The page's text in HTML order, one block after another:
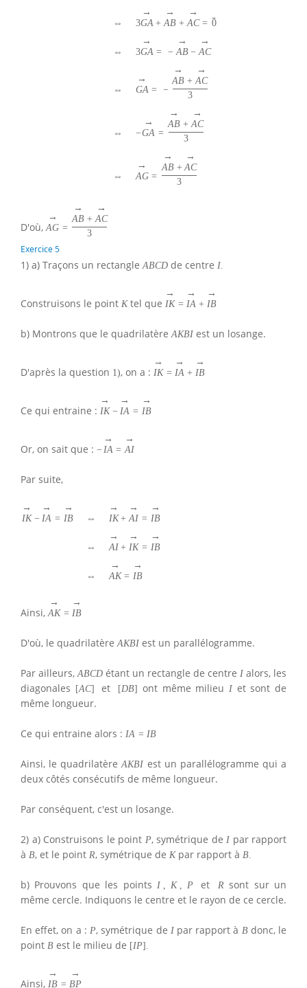
⇔ 3
→
GA +
→
AB +
→
AC =
→
0
⇔ 3
→
GA = −
→
AB −
→
AC
⇔
→
GA = −
→
AB +
→
AC
3
⇔ −
→
GA =
→
AB +
→
AC
3
⇔
→
AG =
→
AB +
→
AC
3
D'où,
→
AG =
→
AB +
→
AC
3
Exercice 5
1) a) Traçons un rectangleABCD de centre I.
Construisons le point Ktel que
→
IK =
→
IA +
→
IB
b) Montrons que le quadrilatèreAKBI est un losange.
D'après la question 1), on a :
→
IK =
→
IA +
→
IB
Ce qui entraine :
→
IK −
→
IA =
→
IB
Or, on sait que : −
→
IA =
→
AI
Par suite,
→
IK −
→
IA =
→
IB ⇔
→
IK +
→
AI =
→
IB
⇔
→
AI +
→
IK =
→
IB
⇔
→
AK =
→
IB
Ainsi,
→
AK =
→
IB
D'où, le quadrilatèreAKBI est un parallélogramme.
Par ailleurs,ABCD étant un rectangle de centre I alors, les
diagonales
[AC] et [DB] ont même milieu Iet sont de
même longueur.
Ce qui entraine alors : IA = IB
Ainsi, le quadrilatèreAKBI est un parallélogramme qui a
deux côtés consécutifs de même longueur.
Par conséquent, c'est un losange.
2) a) Construisons le point P, symétrique de I par rapport
à B, et le point R, symétrique de Kpar rapport à B.
b) Prouvons que les pointsI , K , P et R sont sur un
même cercle. Indiquons le centre et le rayon de ce cercle.
En effet, on a :P, symétrique de Ipar rapport à B donc, le
point B est le milieu de [IP] .
Ainsi,
→
IB =
→
BP